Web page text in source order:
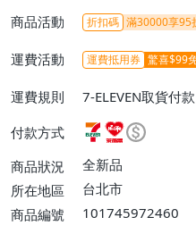
商品活動 折扣碼 滿30000享95
運費活動 運費抵用券 驚喜$99
運費規則
7-ELEVEN取貨付
或消費滿$1298免
不付款【免運費】
運費$60、滿5件
費】、宅配/貨運
付款方式
商品狀況
全新品
所在地區
台北市
商品編號
101745972460